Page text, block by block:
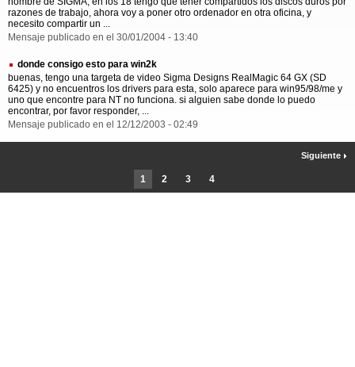
razones de trabajo, ahora voy a poner otro ordenador en otra oficina, y
necesito compartir un ...
Mensaje publicado en el 30/01/2004 - 13:40
donde consigo esto para win2k
buenas, tengo una targeta de video Sigma Designs RealMagic 64 GX (SD
6425) y no encuentros los drivers para esta, solo aparece para win95/98/me y
uno que encontre para NT no funciona. si alguien sabe donde lo puedo
encontrar, por favor responder, ...
Mensaje publicado en el 12/12/2003 - 02:49
1 2 3 4
Siguiente